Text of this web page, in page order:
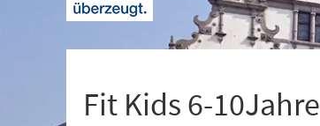
Fit Kids 6-10Jahre